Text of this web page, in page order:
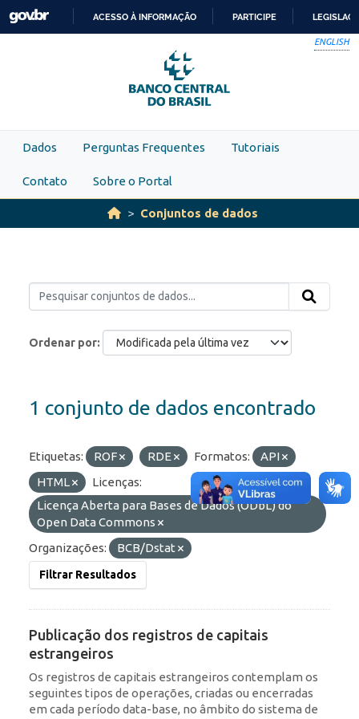
Skip to main content
PARA
O
CONTEÚDO
ACESSO À INFORMAÇÃO PARTICIPE
ENGLISH
Dados Perguntas Frequentes Tutoriais
Contato Sobre o Portal
Conjuntos de dados
Ordenar por
1 conjunto de dados encontrado
Etiquetas: ROF RDE Formatos:
API
HTML
Licenças:
Licença Aberta para Bases de Dados (ODbL) do
Open Data Commons
Organizações:
BCB/Dstat
Filtrar Resultados
Publicação dos registros de capitais
estrangeiros
Os registros de capitais estrangeiros contemplam os
seguintes tipos de operações, criadas ou encerradas
em cada período data-base, no âmbito do sistema de